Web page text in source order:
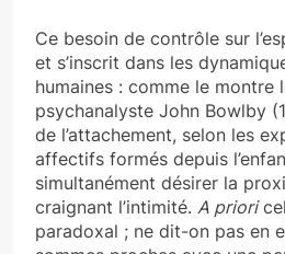
Ce besoin de contrôle sur
et s’inscrit dans les
humaines : comme le montre
psychanalyste John Bowlby
de l’attachement, selon les
affectifs formés depuis
simultanément désirer la
craignant l’intimité. A priori
paradoxal ; ne dit-on pas en